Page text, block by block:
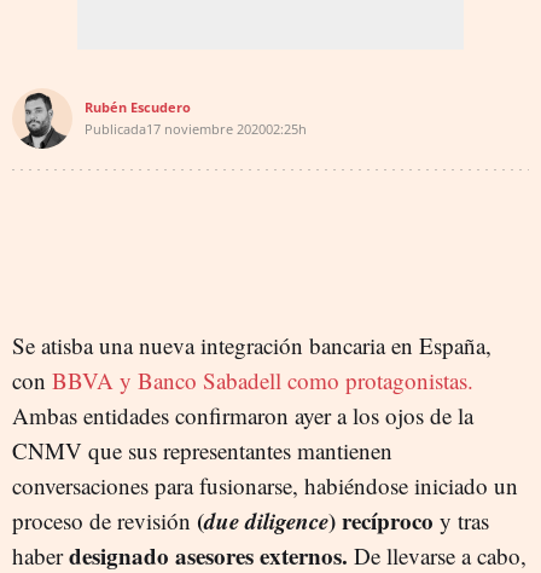
Rubén Escudero
Publicada17 noviembre 202002:25h
Se atisba una nueva integración bancaria en España,
con BBVA y Banco Sabadell como protagonistas.
Ambas entidades confirmaron ayer a los ojos de la
CNMV que sus representantes mantienen
conversaciones para fusionarse, habiéndose iniciado un
proceso de revisión (due diligence) recíproco y tras
haberdesignado asesores externos. De llevarse a cabo,